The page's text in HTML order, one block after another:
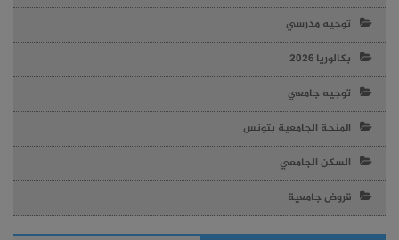
توجيه مدرسي
بكالوريا 2026
توجيه جامعي
المنحة الجامعية بتونس
السكن الجامعي
قروض جامعية